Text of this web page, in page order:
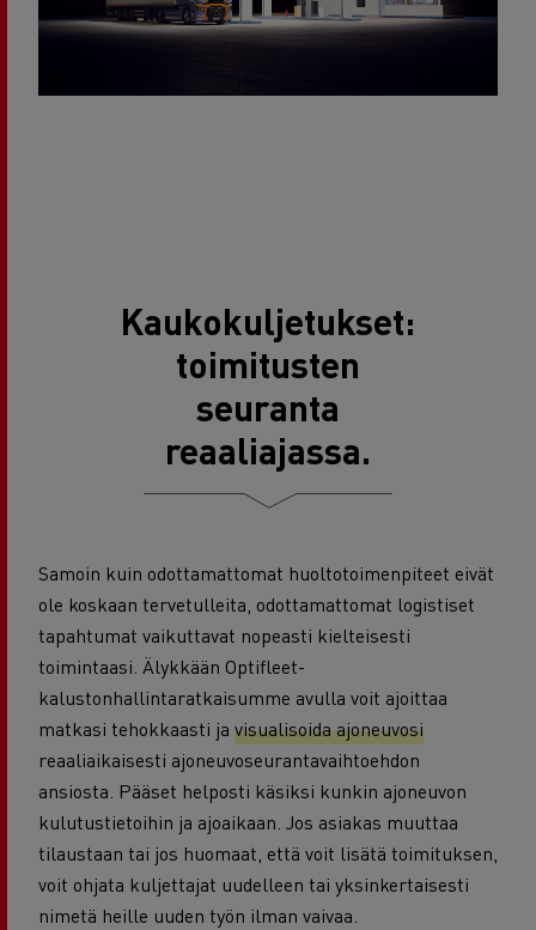
Kaukokuljetukset:
toimitusten
seuranta
reaaliajassa.
Samoin kuin odottamattomat huoltotoimenpiteet eivät
ole koskaan tervetulleita, odottamattomat logistiset
tapahtumat vaikuttavat nopeasti kielteisesti
toimintaasi. Älykkään Optifleet-
kalustonhallintaratkaisumme avulla voit ajoittaa
matkasi tehokkaasti ja visualisoida ajoneuvosi
reaaliaikaisesti ajoneuvoseurantavaihtoehdon
ansiosta. Pääset helposti käsiksi kunkin ajoneuvon
kulutustietoihin ja ajoaikaan. Jos asiakas muuttaa
tilaustaan tai jos huomaat, että voit lisätä toimituksen,
voit ohjata kuljettajat uudelleen tai yksinkertaisesti
nimetä heille uuden työn ilman vaivaa.